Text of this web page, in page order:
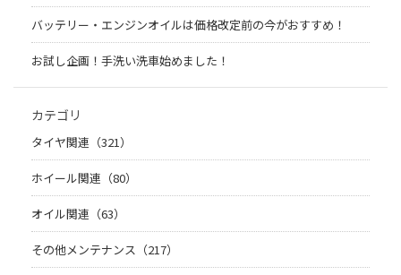
バッテリー・エンジンオイルは価格改定前の今がおすすめ！
お試し企画！手洗い洗車始めました！
カテゴリ
タイヤ関連（321）
ホイール関連（80）
オイル関連（63）
その他メンテナンス（217）